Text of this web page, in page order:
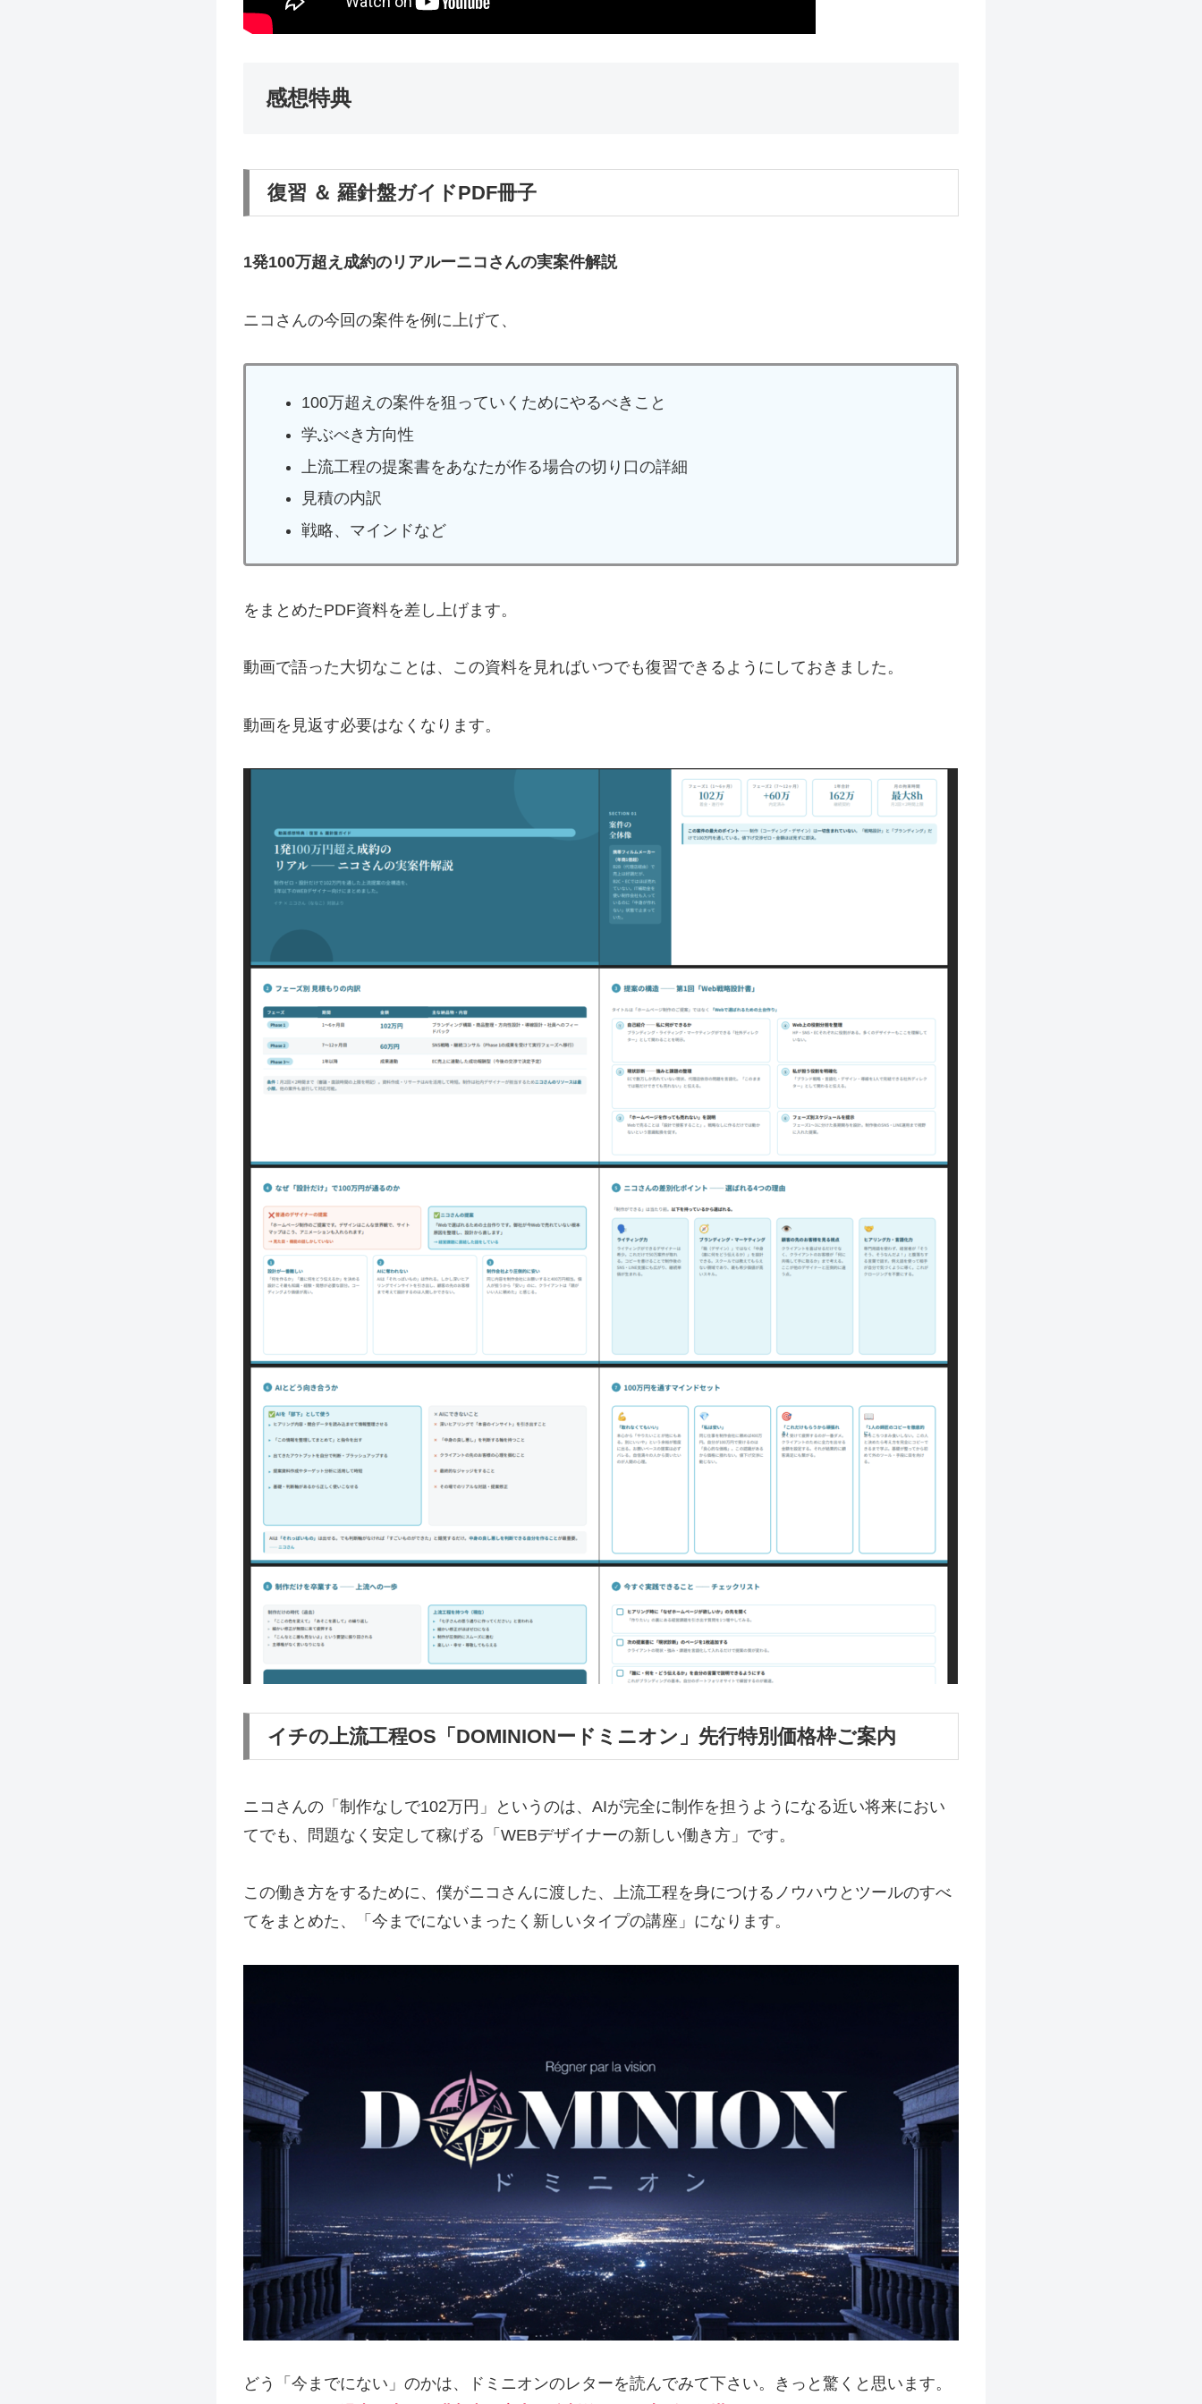
感想特典
復習 ＆ 羅針盤ガイドPDF冊子
1発100万超え成約のリアルーニコさんの実案件解説
ニコさんの今回の案件を例に上げて、
100万超えの案件を狙っていくためにやるべきこと
学ぶべき方向性
上流工程の提案書をあなたが作る場合の切り口の詳細
見積の内訳
戦略、マインドなど
をまとめたPDF資料を差し上げます。
動画で語った大切なことは、この資料を見ればいつでも復習できるようにしておきました。
動画を見返す必要はなくなります。
イチの上流工程OS「DOMINIONードミニオン」先行特別価格枠ご案内
ニコさんの「制作なしで102万円」というのは、AIが完全に制作を担うようになる近い将来におい
てでも、問題なく安定して稼げる「WEBデザイナーの新しい働き方」です。
この働き方をするために、僕がニコさんに渡した、上流工程を身につけるノウハウとツールのすべ
てをまとめた、「今までにないまったく新しいタイプの講座」になります。
どう「今までにない」のかは、ドミニオンのレターを読んでみて下さい。きっと驚くと思います。